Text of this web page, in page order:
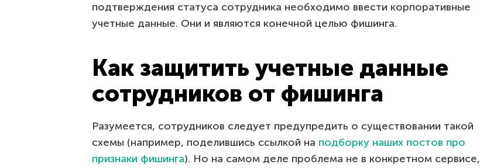
подтверждения статуса сотрудника необходимо ввести корпоративные
учетные данные. Они и являются конечной целью фишинга.
Как защитить учетные данные
сотрудников от фишинга
Разумеется, сотрудников следует предупредить о существовании такой
схемы (например, поделившись ссылкой на подборку наших постов про
признаки фишинга). Но на самом деле проблема не в конкретном сервисе,